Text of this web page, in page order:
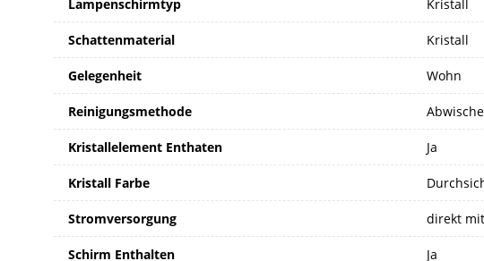
Lampenschirmtyp Kristall
Schattenmaterial Kristall
Gelegenheit Wohn
Reinigungsmethode
Kristallelement Enthaten Ja
Kristall Farbe
Stromversorgung direkt
Schirm Enthalten Ja